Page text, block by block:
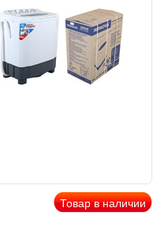
Товар в наличии